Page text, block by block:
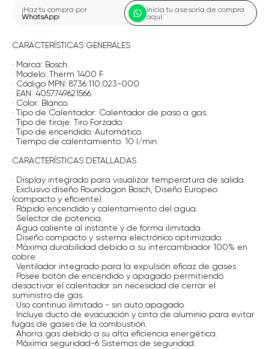
¡Haz tu compra por
WhatsApp!
Inicia tu asesoría de compra
aquí
CARACTERÍSTICAS GENERALES
· Marca: Bosch.
· Modelo: Therm 1400 F
· Código MPN: 8736.110.023-000
· EAN: 4057749621566
· Color: Blanco.
· Tipo de Calentador: Calentador de paso a gas.
· Tipo de tiraje: Tiro Forzado.
· Tipo de encendido: Automático.
· Tiempo de calentamiento: 10 l/min.
CARACTERÍSTICAS DETALLADAS
· Display integrado para visualizar temperatura de salida.
· Exclusivo diseño Roundagon Bosch, Diseño Europeo
(compacto y eficiente).
· Rápido encendido y calentamiento del agua.
· Selector de potencia.
· Agua caliente al instante y de forma ilimitada.
· Diseño compacto y sistema electrónico optimizado.
· Máxima durabilidad debido a su intercambiador 100% en
cobre.
· Ventilador integrado para la expulsión eficaz de gases.
· Posee botón de encendido y apagado permitiendo
desactivar el calentador sin necesidad de cerrar el
suministro de gas.
· Uso continuo ilimitado - sin auto apagado.
· Incluye ducto de evacuación y cinta de aluminio para evitar
fugas de gases de la combustión.
· Ahorra gas debido a su alta eficiencia energética.
· Máxima seguridad-6 Sistemas de seguridad.